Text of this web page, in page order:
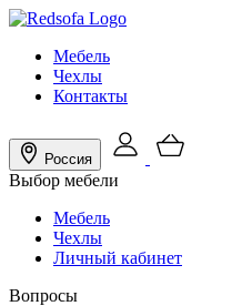
Мебель
Чехлы
Контакты
Россия
Выбор мебели
Мебель
Чехлы
Личный кабинет
Вопросы